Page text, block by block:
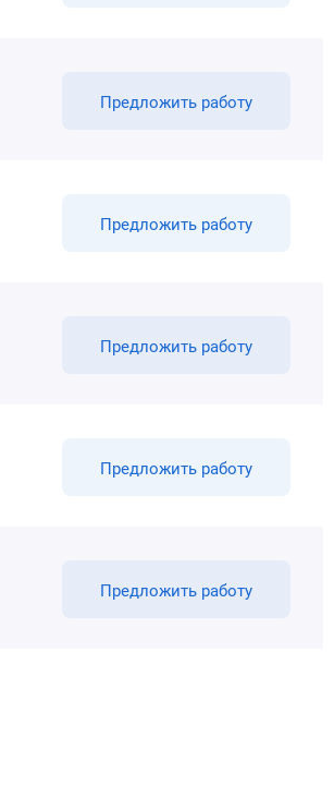
Предложить работу
Предложить работу
Предложить работу
Предложить работу
Предложить работу